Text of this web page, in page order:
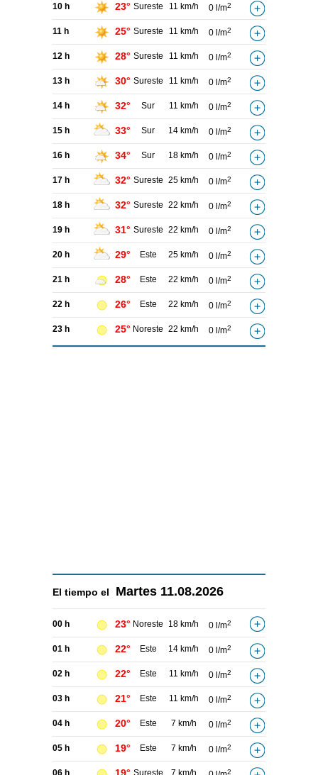
10 h 23° Sureste 11 km/h 0 l/m2
11 h 25° Sureste 11 km/h 0 l/m2
12 h 28° Sureste 11 km/h 0 l/m2
13 h 30° Sureste 11 km/h 0 l/m2
14 h 32° Sur 11 km/h 0 l/m2
15 h 33° Sur 14 km/h 0 l/m2
16 h 34° Sur 18 km/h 0 l/m2
17 h 32° Sureste 25 km/h 0 l/m2
18 h 32° Sureste 22 km/h 0 l/m2
19 h 31° Sureste 22 km/h 0 l/m2
20 h 29° Este 25 km/h 0 l/m2
21 h 28° Este 22 km/h 0 l/m2
22 h 26° Este 22 km/h 0 l/m2
23 h 25° Noreste 22 km/h 0 l/m2
El tiempo el Martes 11.08.2026
00 h 23° Noreste 18 km/h 0 l/m2
01 h 22° Este 14 km/h 0 l/m2
02 h 22° Este 11 km/h 0 l/m2
03 h 21° Este 11 km/h 0 l/m2
04 h 20° Este 7 km/h 0 l/m2
05 h 19° Este 7 km/h 0 l/m2
2